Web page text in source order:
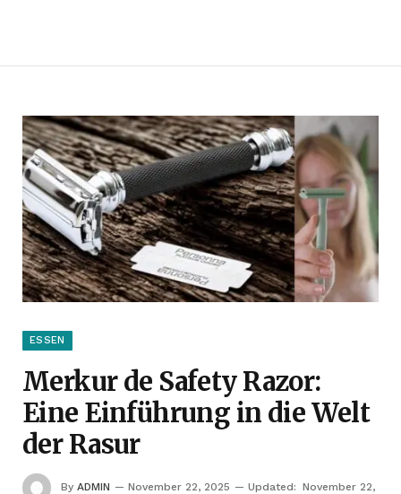
ESSEN
Merkur de Safety Razor:
Eine Einführung in die Welt
der Rasur
By ADMIN November 22, 2025 Updated: November 22,